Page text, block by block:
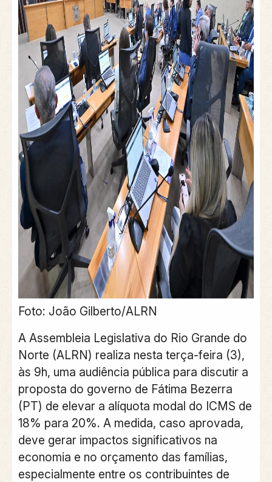
Foto: João Gilberto/ALRN
A Assembleia Legislativa do Rio Grande do
Norte (ALRN) realiza nesta terça-feira (3),
às 9h, uma audiência pública para discutir a
proposta do governo de Fátima Bezerra
(PT) de elevar a alíquota modal do ICMS de
18% para 20%. A medida, caso aprovada,
deve gerar impactos significativos na
economia e no orçamento das famílias,
especialmente entre os contribuintes de